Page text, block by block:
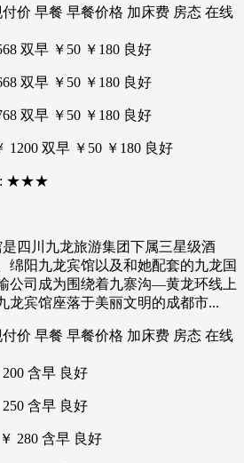
早餐 早餐价格 加床费 房态 在线
双早 ￥50 ￥180 良好
双早 ￥50 ￥180 良好
双早 ￥50 ￥180 良好
双早 ￥50 ￥180 良好
: ★★★
川九龙旅游集团下属三星级酒
绵阳九龙宾馆以及和她配套的九龙国
公司成为围绕着九寨沟—黄龙环线上
龙宾馆座落于美丽文明的成都市...
早餐 早餐价格 加床费 房态 在线
含早 良好
含早 良好
280 含早 良好